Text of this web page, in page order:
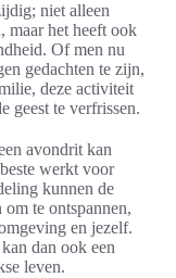
niet alleen
maar het heeft ook
Of men nu
gedachten te zijn,
deze activiteit
geest te verfrissen.
avondrit kan
werkt voor
kunnen de
te ontspannen,
en jezelf.
dan ook een
leven.